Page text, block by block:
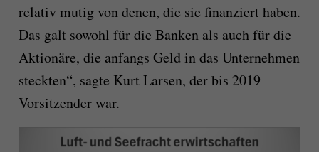
relativ mutig von denen, die sie finanziert haben.
Das galt sowohl für die Banken als auch für die
Aktionäre, die anfangs Geld in das Unternehmen
steckten“, sagte Kurt Larsen, der bis 2019
Vorsitzender war.